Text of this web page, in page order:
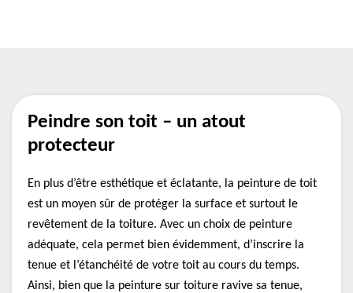
Peindre son toit – un atout
protecteur
En plus d’être esthétique et éclatante, la peinture de toit
est un moyen sûr de protéger la surface et surtout le
revêtement de la toiture. Avec un choix de peinture
adéquate, cela permet bien évidemment, d’inscrire la
tenue et l’étanchéité de votre toit au cours du temps.
Ainsi, bien que la peinture sur toiture ravive sa tenue,